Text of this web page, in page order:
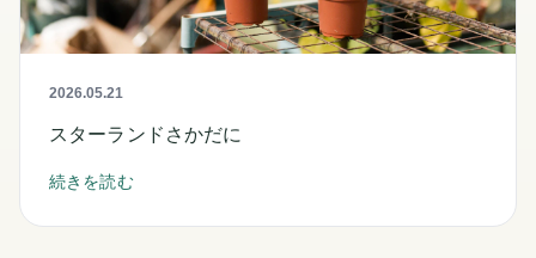
2026.05.21
スターランドさかだに
続きを読む